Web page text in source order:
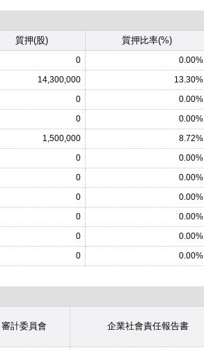
質押(股) 質押比率(%)
0
0.00%
14,300,000
13.30%
0
0.00%
0
0.00%
1,500,000
8.72%
0
0.00%
0
0.00%
0
0.00%
0
0.00%
0
0.00%
0
0.00%
審計委員會
企業社會責任報告書